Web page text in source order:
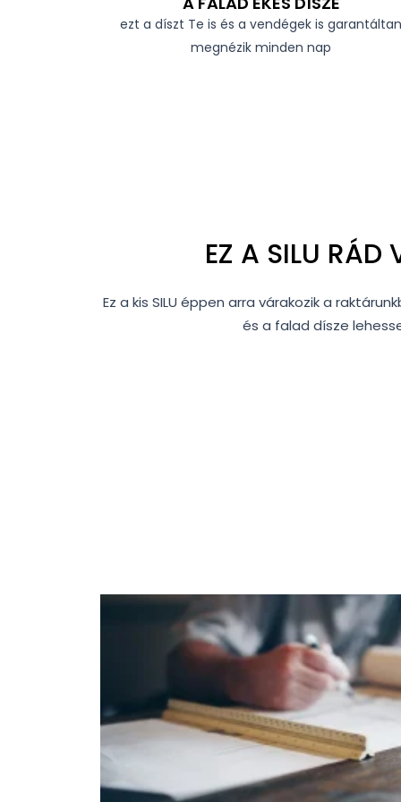
ezt a díszt Te is és a vendégek is
megnézik minden nap
EZ A SILU RÁD
Ez a kis SILU éppen arra várakozik a
és a falad dísze